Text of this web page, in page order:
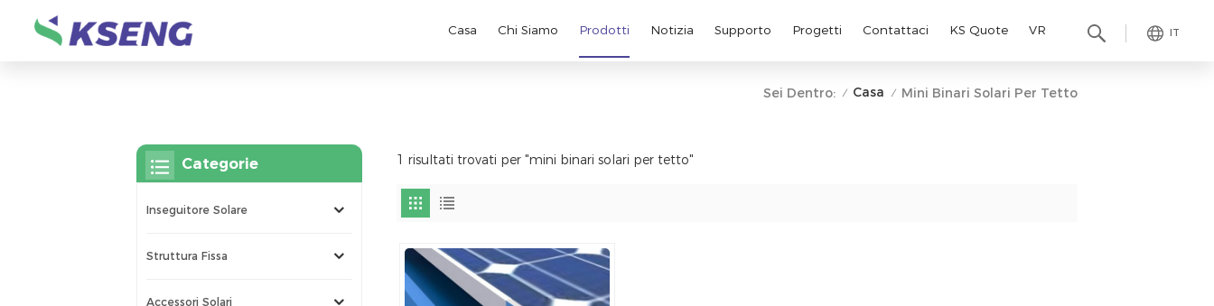
IT
Casa Chi Siamo Prodotti Notizia Supporto Progetti Contattaci KS Quote VR
Sei Dentro: / Casa / Mini Binari Solari Per Tetto
1 risultati trovati per "mini binari solari per tetto"
Categorie
Inseguitore Solare
Struttura Fissa
Accessori Solari